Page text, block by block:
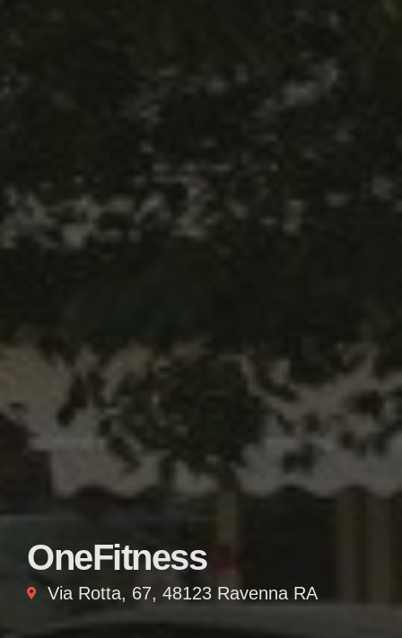
OneFitness
Via Rotta, 67, 48123 Ravenna RA